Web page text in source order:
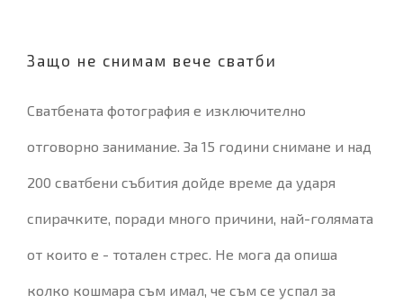
Защо не снимам вече сватби
Сватбената фотография е изключително
отговорно занимание. За 15 години снимане и над
200 сватбени събития дойде време да ударя
спирачките, поради много причини, най-голямата
от които е - тотален стрес. Не мога да опиша
колко кошмара съм имал, че съм се успал за